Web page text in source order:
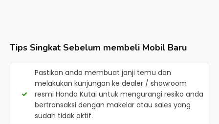
Tips Singkat Sebelum membeli Mobil Baru
Pastikan anda membuat janji temu dan
melakukan kunjungan ke dealer / showroom
resmi Honda Kutai untuk mengurangi resiko anda
bertransaksi dengan makelar atau sales yang
sudah tidak aktif.